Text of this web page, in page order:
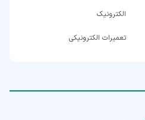
الکترونیک
تعمیرات الکترونیکی